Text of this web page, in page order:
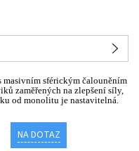
sférickým čalouněním
zaměřených na zlepšení síly,
od monolitu je nastavitelná.
NA DOTAZ